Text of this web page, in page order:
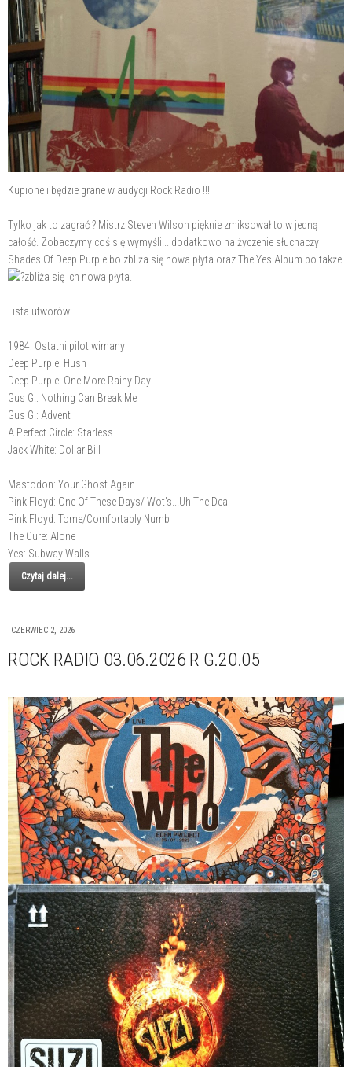
Kupione i będzie grane w audycji Rock Radio !!!
Tylko jak to zagrać ? Mistrz Steven Wilson pięknie zmiksował to w jedną
całość. Zobaczymy coś się wymyśli... dodatkowo na życzenie słuchaczy
Shades Of Deep Purple bo zbliża się nowa płyta oraz The Yes Album bo także
zbliża się ich nowa płyta.
Lista utworów:
1984: Ostatni pilot wimany
Deep Purple: Hush
Deep Purple: One More Rainy Day
Gus G.: Nothing Can Break Me
Gus G.: Advent
A Perfect Circle: Starless
Jack White: Dollar Bill
Mastodon: Your Ghost Again
Pink Floyd: One Of These Days/ Wot's...Uh The Deal
Pink Floyd: Tome/Comfortably Numb
The Cure: Alone
Yes: Subway Walls
Czytaj dalej...
CZERWIEC 2, 2026
ROCK RADIO 03.06.2026 R G.20.05